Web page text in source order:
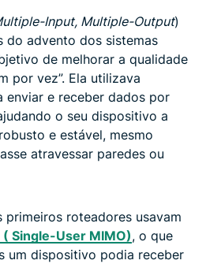
Input, Multiple-Output)
do advento dos sistemas
de melhorar a qualidade
por vez”. Ela utilizava
enviar e receber dados por
o seu dispositivo a
e estável, mesmo
atravessar paredes ou
primeiros roteadores usavam
( Single-User MIMO), o que
um dispositivo podia receber